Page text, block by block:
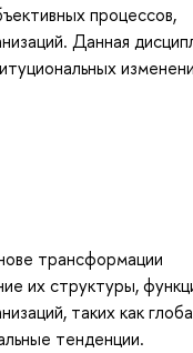
процессов,
Данная
трансформации
их структуры,
таких как
тенденции.